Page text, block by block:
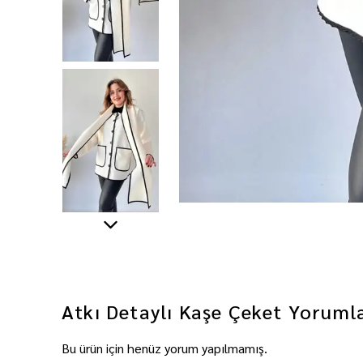
Atkı Detaylı Kaşe Çeket
Bu ürün için henüz yorum yapılmamış.